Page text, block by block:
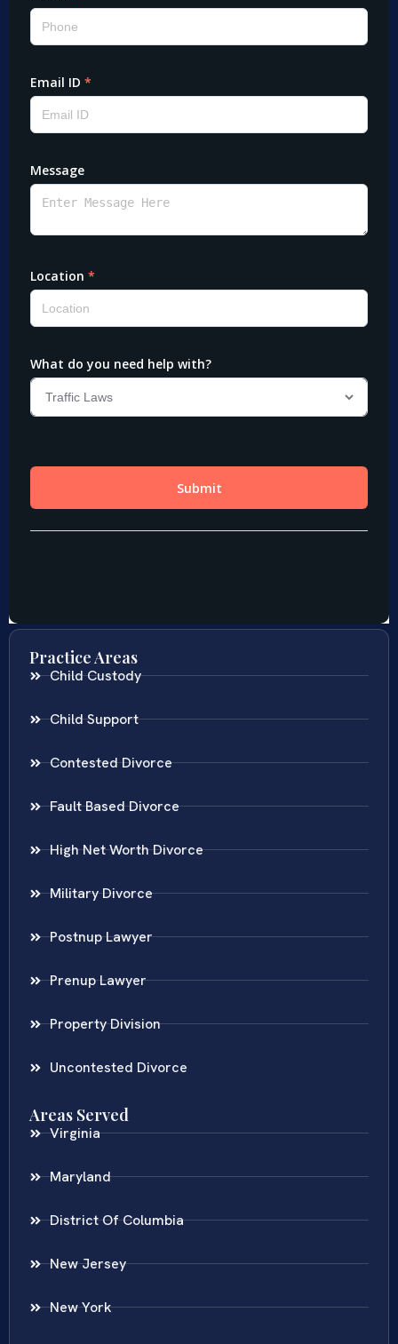
Practice Areas
Child Custody
Child Support
Contested Divorce
Fault Based Divorce
High Net Worth Divorce
Military Divorce
Postnup Lawyer
Prenup Lawyer
Property Division
Uncontested Divorce
Areas Served
Virginia
Maryland
District Of Columbia
New Jersey
New York